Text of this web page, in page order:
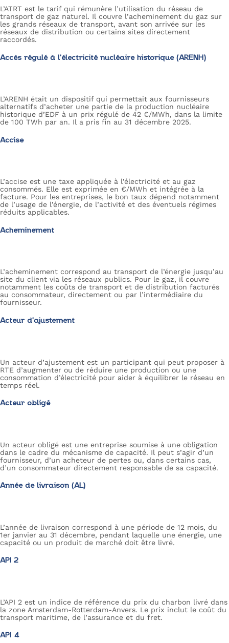
L’ATRT est le tarif qui rémunère l’utilisation du réseau de
transport de gaz naturel. Il couvre l’acheminement du gaz sur
les grands réseaux de transport, avant son arrivée sur les
réseaux de distribution ou certains sites directement
raccordés.
Accès régulé à l’électricité nucléaire historique (ARENH)
L’ARENH était un dispositif qui permettait aux fournisseurs
alternatifs d’acheter une partie de la production nucléaire
historique d’EDF à un prix régulé de 42 €/MWh, dans la limite
de 100 TWh par an. Il a pris fin au 31 décembre 2025.
Accise
L’accise est une taxe appliquée à l’électricité et au gaz
consommés. Elle est exprimée en €/MWh et intégrée à la
facture. Pour les entreprises, le bon taux dépend notamment
de l’usage de l’énergie, de l’activité et des éventuels régimes
réduits applicables.
Acheminement
L’acheminement correspond au transport de l’énergie jusqu’au
site du client via les réseaux publics. Pour le gaz, il couvre
notamment les coûts de transport et de distribution facturés
au consommateur, directement ou par l’intermédiaire du
fournisseur.
Acteur d’ajustement
Un acteur d’ajustement est un participant qui peut proposer à
RTE d’augmenter ou de réduire une production ou une
consommation d’électricité pour aider à équilibrer le réseau en
temps réel.
Acteur obligé
Un acteur obligé est une entreprise soumise à une obligation
dans le cadre du mécanisme de capacité. Il peut s’agir d’un
fournisseur, d’un acheteur de pertes ou, dans certains cas,
d’un consommateur directement responsable de sa capacité.
Année de livraison (AL)
L’année de livraison correspond à une période de 12 mois, du
1er janvier au 31 décembre, pendant laquelle une énergie, une
capacité ou un produit de marché doit être livré.
API 2
L’API 2 est un indice de référence du prix du charbon livré dans
la zone Amsterdam-Rotterdam-Anvers. Le prix inclut le coût du
transport maritime, de l’assurance et du fret.
API 4